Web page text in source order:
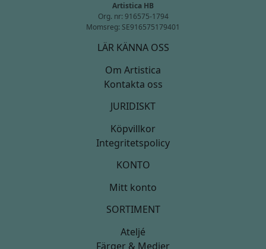
Artistica HB
Org. nr: 916575-1794
Momsreg: SE916575179401
LÄR KÄNNA OSS
Om Artistica
Kontakta oss
JURIDISKT
Köpvillkor
Integritetspolicy
KONTO
Mitt konto
SORTIMENT
Ateljé
Färger & Medier